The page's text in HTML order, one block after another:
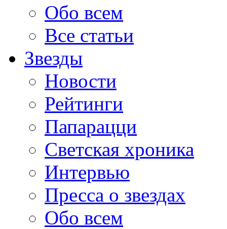
Обо всем
Все статьи
Звезды
Новости
Рейтинги
Папарацци
Светская хроника
Интервью
Пресса о звездах
Обо всем